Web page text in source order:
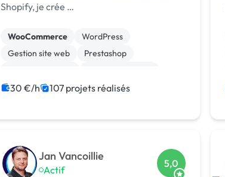
Shopify, je crée …
WooCommerce
WordPress
Gestion site web
Prestashop
Migration ou refonte de site
30 €/h 107 projets réalisés
Jan Vancoillie
Actif
5,0